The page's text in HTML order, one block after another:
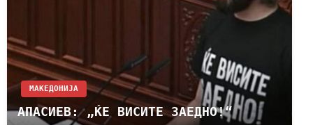
МАКЕДОНИЈА
АПАСИЕВ: „ЌЕ ВИСИТЕ ЗАЕДНО!“